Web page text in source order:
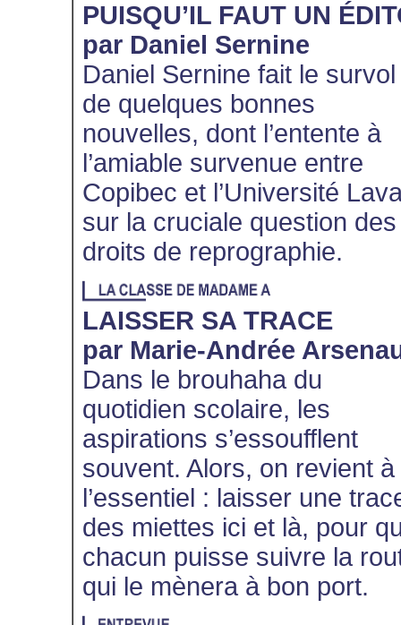
PUISQU’IL FAUT UN
par Daniel Sernine
Daniel Sernine fait le survol
de quelques bonnes
nouvelles, dont l’entente à
l’amiable survenue entre
Copibec et l’Université
sur la cruciale question des
droits de reprographie.
LAISSER SA TRACE
par Marie-Andrée
Dans le brouhaha du
quotidien scolaire, les
aspirations s’essoufflent
souvent. Alors, on revient à
l’essentiel : laisser une
des miettes ici et là, pour
chacun puisse suivre la
qui le mènera à bon port.